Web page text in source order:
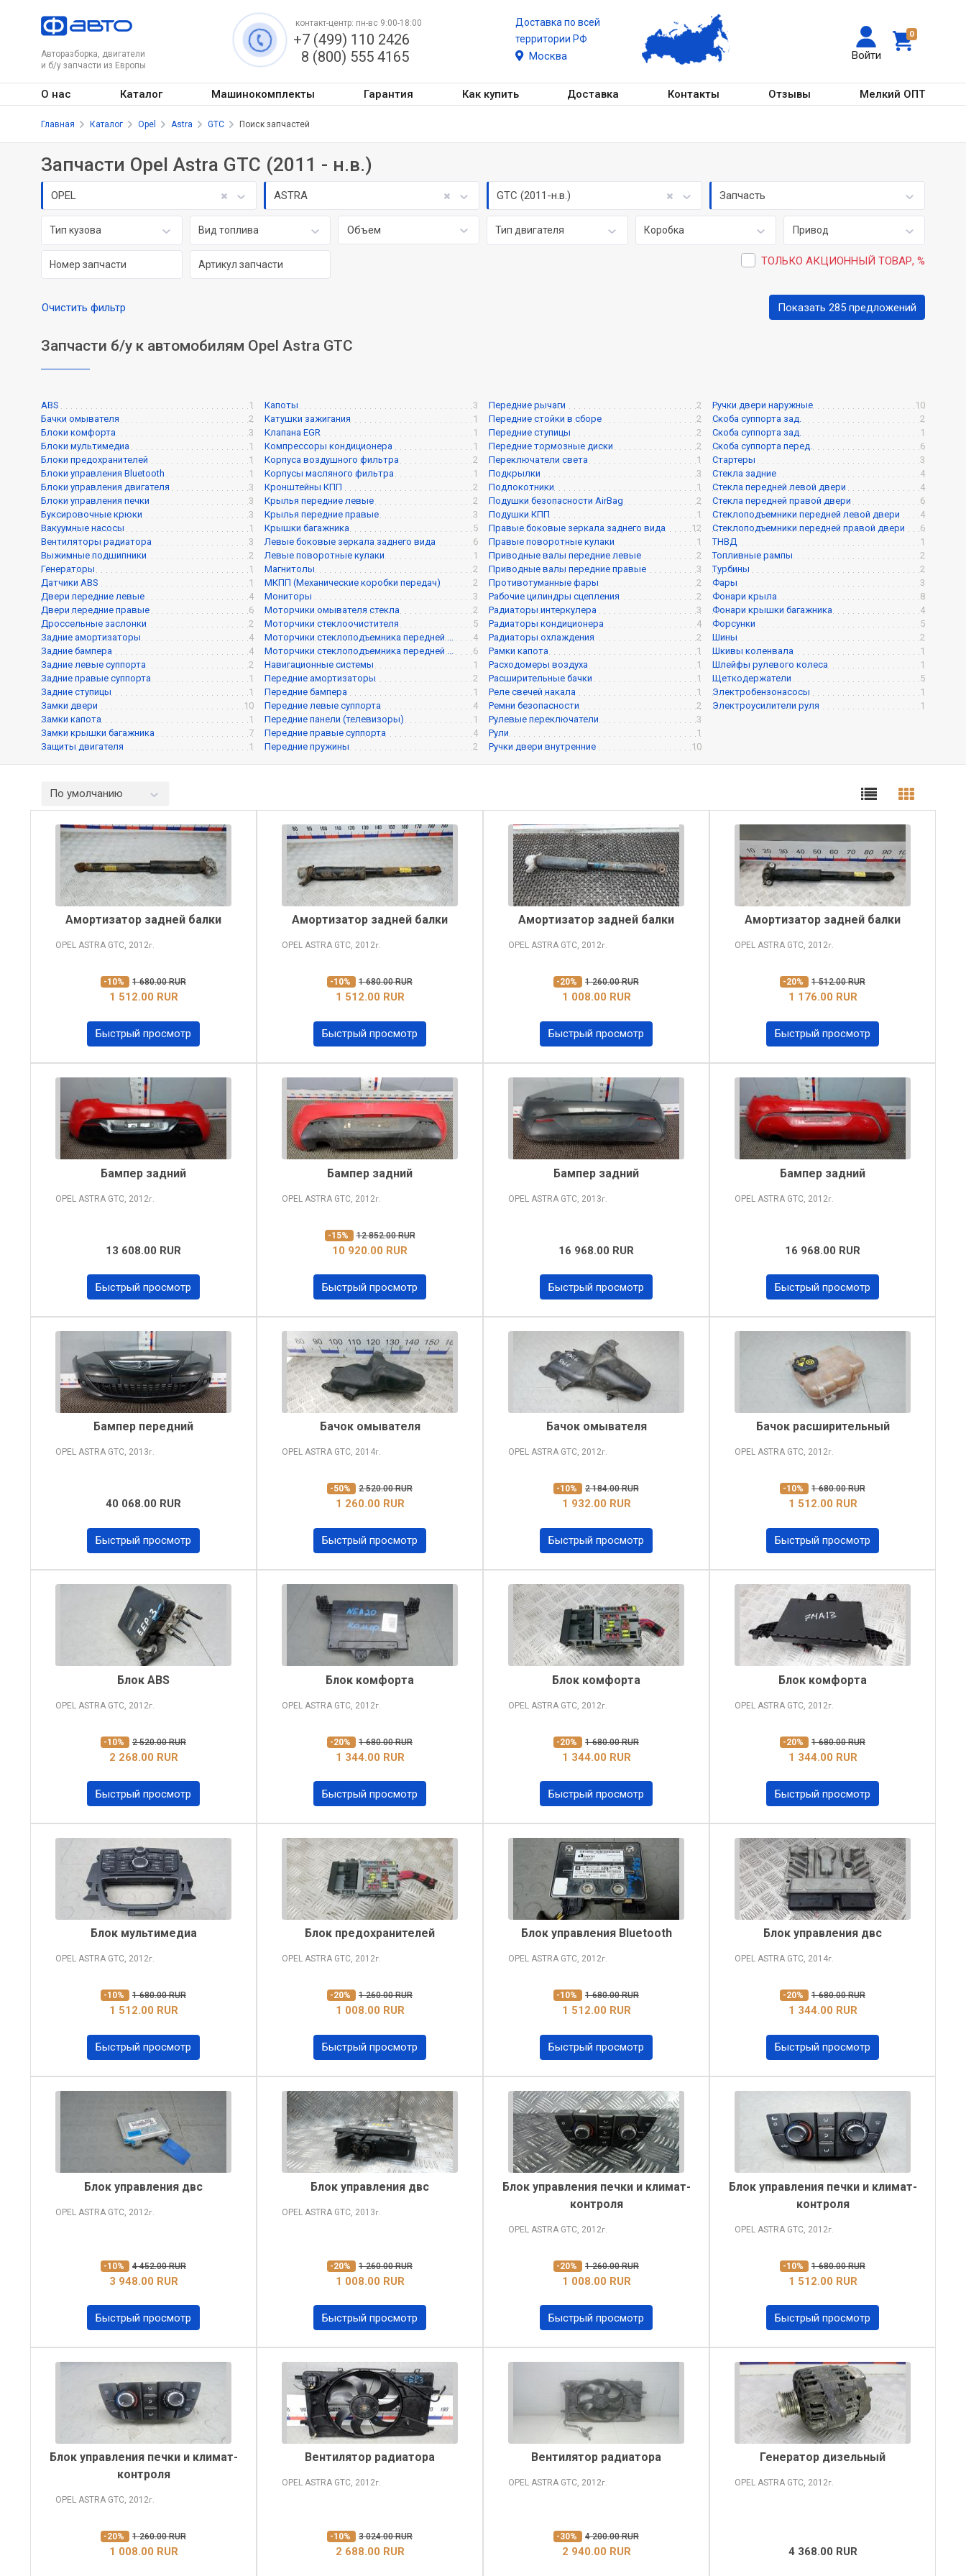
Авторазборка, двигатели
и б/у запчасти из Европы
0
Войти
контакт-центр: пн-вс 9:00-18:00
+7 (499) 110 2426
8 (800) 555 4165
Доставка по всей
территории РФ
Москва
О нас Каталог Машинокомплекты Гарантия Как купить Доставка Контакты Отзывы Мелкий ОПТ
Главная Каталог Opel Astra GTC Поиск запчастей
Запчасти Opel Astra GTC (2011 - н.в.)
OPEL ASTRA GTC (2011-н.в.) Запчасть
Тип кузова Вид топлива Объем Тип двигателя Коробка Привод
ТОЛЬКО АКЦИОННЫЙ ТОВАР, %
Очистить фильтр Показать 285 предложений
Запчасти б/у к автомобилям Opel Astra GTC
ABS
1
Бачки омывателя
2
Блоки комфорта
3
Блоки мультимедиа
1
Блоки предохранителей
1
Блоки управления Bluetooth
1
Блоки управления двигателя
3
Блоки управления печки
3
Буксировочные крюки
3
Вакуумные насосы
1
Вентиляторы радиатора
3
Выжимные подшипники
2
Генераторы
1
Датчики ABS
1
Двери передние левые
4
Двери передние правые
6
Дроссельные заслонки
2
Задние амортизаторы
4
Задние бампера
4
Задние левые суппорта
2
Задние правые суппорта
1
Задние ступицы
1
Замки двери
10
Замки капота
1
Замки крышки багажника
7
Защиты двигателя
1
Капоты
3
Катушки зажигания
1
Клапана EGR
1
Компрессоры кондиционера
1
Корпуса воздушного фильтра
2
Корпусы масляного фильтра
1
Кронштейны КПП
2
Крылья передние левые
2
Крылья передние правые
3
Крышки багажника
5
Левые боковые зеркала заднего вида
6
Левые поворотные кулаки
1
Магнитолы
2
МКПП (Механические коробки передач)
2
Мониторы
3
Моторчики омывателя стекла
2
Моторчики стеклоочистителя
5
Моторчики стеклоподъемника передней ...
4
Моторчики стеклоподъемника передней ...
6
Навигационные системы
1
Передние амортизаторы
2
Передние бампера
1
Передние левые суппорта
4
Передние панели (телевизоры)
1
Передние правые суппорта
4
Передние пружины
2
Передние рычаги
2
Передние стойки в сборе
2
Передние ступицы
2
Передние тормозные диски
2
Переключатели света
1
Подкрылки
3
Подлокотники
1
Подушки безопасности AirBag
2
Подушки КПП
1
Правые боковые зеркала заднего вида
12
Правые поворотные кулаки
1
Приводные валы передние левые
2
Приводные валы передние правые
3
Противотуманные фары
2
Рабочие цилиндры сцепления
2
Радиаторы интеркулера
3
Радиаторы кондиционера
4
Радиаторы охлаждения
2
Рамки капота
1
Расходомеры воздуха
1
Расширительные бачки
1
Реле свечей накала
1
Ремни безопасности
2
Рулевые переключатели
3
Рули
1
Ручки двери внутренние
10
Ручки двери наружные
10
Скоба суппорта зад.
2
Скоба суппорта зад.
1
Скоба суппорта перед.
6
Стартеры
3
Стекла задние
4
Стекла передней левой двери
4
Стекла передней правой двери
6
Стеклоподъемники передней левой двери
4
Стеклоподъемники передней правой двери
6
ТНВД
1
Топливные рампы
2
Турбины
2
Фары
3
Фонари крыла
8
Фонари крышки багажника
4
Форсунки
5
Шины
2
Шкивы коленвала
1
Шлейфы рулевого колеса
1
Щеткодержатели
5
Электробензонасосы
1
Электроусилители руля
1
По умолчанию
Амортизатор задней балки
OPEL ASTRA GTC, 2012г.
-10% 1 680.00 RUR
1 512.00 RUR
Быстрый просмотр
Амортизатор задней балки
OPEL ASTRA GTC, 2012г.
-10% 1 680.00 RUR
1 512.00 RUR
Быстрый просмотр
Амортизатор задней балки
OPEL ASTRA GTC, 2012г.
-20% 1 260.00 RUR
1 008.00 RUR
Быстрый просмотр
Амортизатор задней балки
OPEL ASTRA GTC, 2012г.
-20% 1 512.00 RUR
1 176.00 RUR
Быстрый просмотр
Бампер задний
OPEL ASTRA GTC, 2012г.
13 608.00 RUR
Быстрый просмотр
Бампер задний
OPEL ASTRA GTC, 2012г.
-15% 12 852.00 RUR
10 920.00 RUR
Быстрый просмотр
Бампер задний
OPEL ASTRA GTC, 2013г.
16 968.00 RUR
Быстрый просмотр
Бампер задний
OPEL ASTRA GTC, 2012г.
16 968.00 RUR
Быстрый просмотр
Бампер передний
OPEL ASTRA GTC, 2013г.
40 068.00 RUR
Быстрый просмотр
Бачок омывателя
OPEL ASTRA GTC, 2014г.
-50% 2 520.00 RUR
1 260.00 RUR
Быстрый просмотр
Бачок омывателя
OPEL ASTRA GTC, 2012г.
-10% 2 184.00 RUR
1 932.00 RUR
Быстрый просмотр
Бачок расширительный
OPEL ASTRA GTC, 2012г.
-10% 1 680.00 RUR
1 512.00 RUR
Быстрый просмотр
Блок ABS
OPEL ASTRA GTC, 2012г.
-10% 2 520.00 RUR
2 268.00 RUR
Быстрый просмотр
Блок комфорта
OPEL ASTRA GTC, 2012г.
-20% 1 680.00 RUR
1 344.00 RUR
Быстрый просмотр
Блок комфорта
OPEL ASTRA GTC, 2012г.
-20% 1 680.00 RUR
1 344.00 RUR
Быстрый просмотр
Блок комфорта
OPEL ASTRA GTC, 2012г.
-20% 1 680.00 RUR
1 344.00 RUR
Быстрый просмотр
Блок мультимедиа
OPEL ASTRA GTC, 2012г.
-10% 1 680.00 RUR
1 512.00 RUR
Быстрый просмотр
Блок предохранителей
OPEL ASTRA GTC, 2012г.
-20% 1 260.00 RUR
1 008.00 RUR
Быстрый просмотр
Блок управления Bluetooth
OPEL ASTRA GTC, 2012г.
-10% 1 680.00 RUR
1 512.00 RUR
Быстрый просмотр
Блок управления двс
OPEL ASTRA GTC, 2014г.
-20% 1 680.00 RUR
1 344.00 RUR
Быстрый просмотр
Блок управления двс
OPEL ASTRA GTC, 2012г.
-10% 4 452.00 RUR
3 948.00 RUR
Быстрый просмотр
Блок управления двс
OPEL ASTRA GTC, 2013г.
-20% 1 260.00 RUR
1 008.00 RUR
Быстрый просмотр
Блок управления печки и климат-
контроля
OPEL ASTRA GTC, 2012г.
-20% 1 260.00 RUR
1 008.00 RUR
Быстрый просмотр
Блок управления печки и климат-
контроля
OPEL ASTRA GTC, 2012г.
-10% 1 680.00 RUR
1 512.00 RUR
Быстрый просмотр
Блок управления печки и климат-
контроля
OPEL ASTRA GTC, 2012г.
-20% 1 260.00 RUR
1 008.00 RUR
Вентилятор радиатора
OPEL ASTRA GTC, 2012г.
-10% 3 024.00 RUR
2 688.00 RUR
Вентилятор радиатора
OPEL ASTRA GTC, 2012г.
-30% 4 200.00 RUR
2 940.00 RUR
Генератор дизельный
OPEL ASTRA GTC, 2012г.
4 368.00 RUR